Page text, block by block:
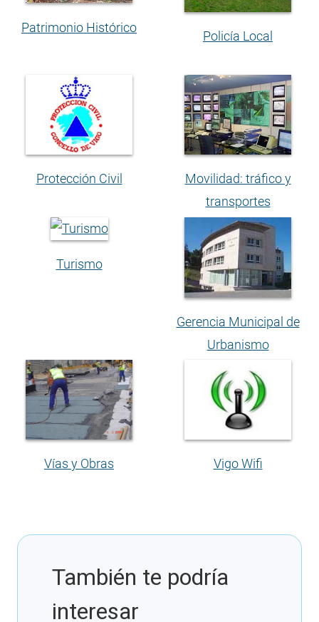
Patrimonio Histórico
Policía Local
Protección Civil
Movilidad: tráfico y
transportes
Turismo
Gerencia Municipal de
Urbanismo
Vías y Obras Vigo Wifi
También te podría
interesar